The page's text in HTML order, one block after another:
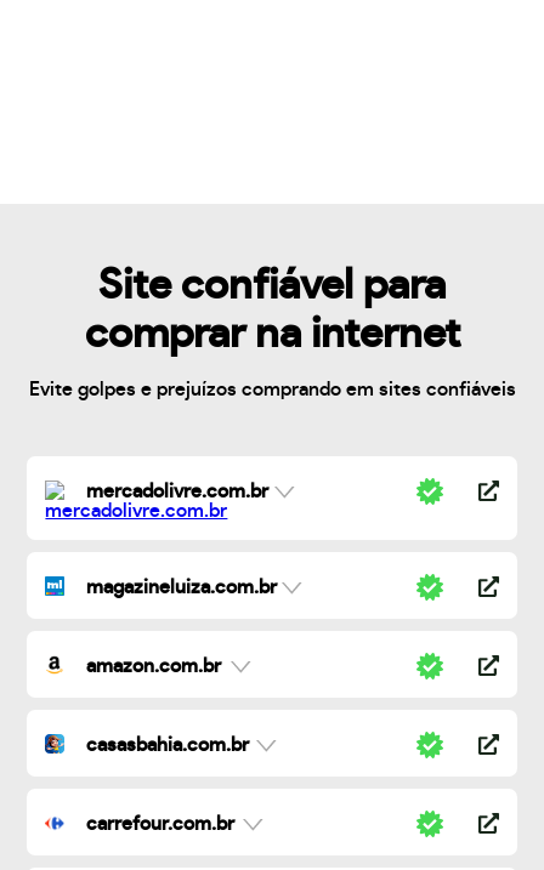
Site confiável para
comprar na internet
Evite golpes e prejuízos comprando em sites confiáveis
mercadolivre.com.br
magazineluiza.com.br
amazon.com.br
casasbahia.com.br
carrefour.com.br